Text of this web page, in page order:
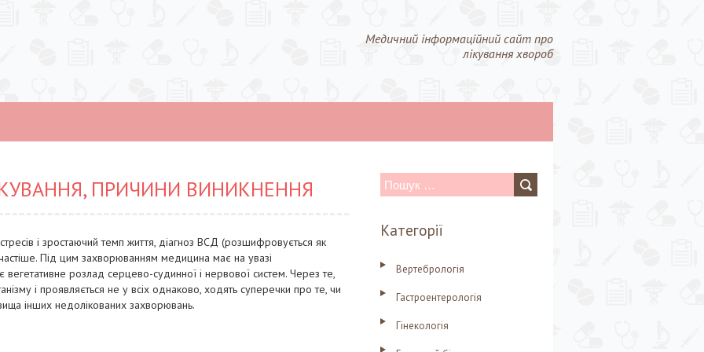
Медичний інформаційний сайт про
лікування хвороб
ПРИЧИНИ ВИНИКНЕННЯ
стресів і зростаючий темп життя, діагноз ВСД (розшифровується як
Під цим захворюванням медицина має на увазі
розлад серцево-судинної і нервової систем. Через те,
і проявляється не у всіх однаково, ходять суперечки про те, чи
інших недолікованих захворювань.
П
ш
Категорії
Вертебрологія
Гастроентерологія
Гінекологія